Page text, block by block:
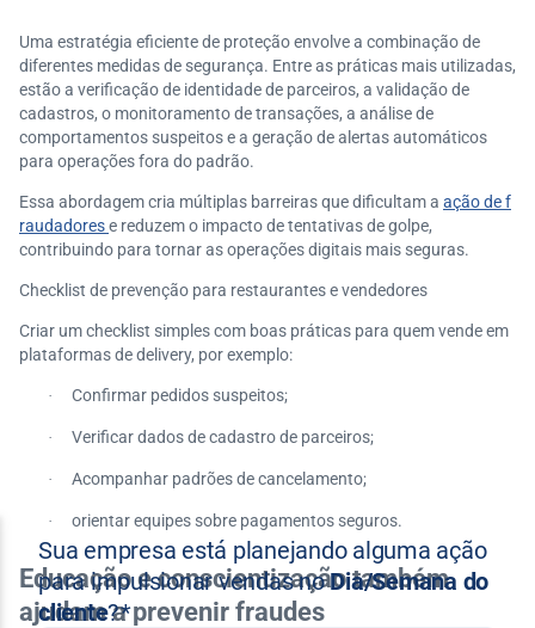
Uma estratégia eficiente de proteção envolve a combinação de
diferentes medidas de segurança. Entre as práticas mais utilizadas,
estão a verificação de identidade de parceiros, a validação de
cadastros, o monitoramento de transações, a análise de
comportamentos suspeitos e a geração de alertas automáticos
para operações fora do padrão.
Essa abordagem cria múltiplas barreiras que dificultam a ação de f
raudadorese reduzem o impacto de tentativas de golpe,
contribuindo para tornar as operações digitais mais seguras.
Checklist de prevenção para restaurantes e vendedores
Criar um checklist simples com boas práticas para quem vende em
plataformas de delivery, por exemplo:
· Confirmar pedidos suspeitos;
· Verificar dados de cadastro de parceiros;
· Acompanhar padrões de cancelamento;
· orientar equipes sobre pagamentos seguros.
Educação e conscientização também
ajudam a prevenir fraudes